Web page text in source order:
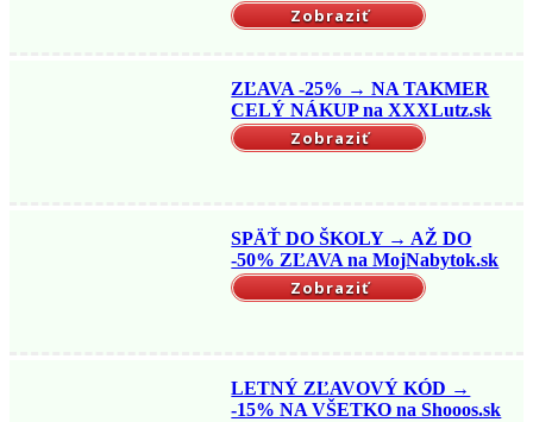
Zobraziť
ZĽAVA -25% → NA TAKMER
CELÝ NÁKUP na XXXLutz.sk
Zobraziť
SPÄŤ DO ŠKOLY → AŽ DO
-50% ZĽAVA na MojNabytok.sk
Zobraziť
LETNÝ ZĽAVOVÝ KÓD →
-15% NA VŠETKO na Shooos.sk